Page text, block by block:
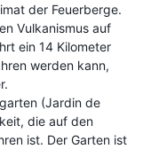
der Feuerberge.
Vulkanismus auf
ein 14 Kilometer
werden kann,
(Jardin de
die auf den
ist. Der Garten ist